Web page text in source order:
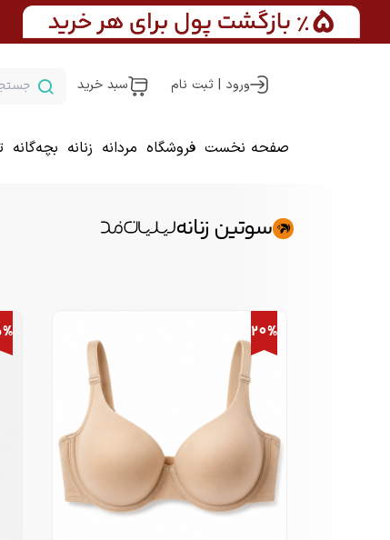
سبد خرید ورود | ثبت نام
صفحه نخست فروشگاه مردانه زنانه بچه‌گانه
سوتین زنانه
20%